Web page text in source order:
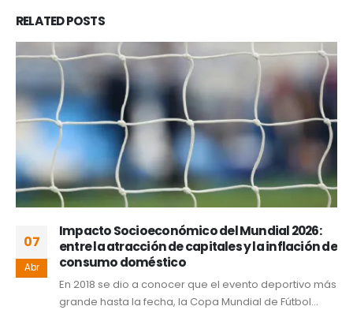
RELATEDPOSTS
07
Abr
Impacto Socioeconómico del Mundial 2026:
entre la atracción de capitales y la inflación de
consumo doméstico
En 2018 se dio a conocer que el evento deportivo más
grande hasta la fecha, la Copa Mundial de Fútbol...